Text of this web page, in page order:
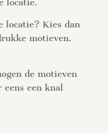
locatie.
locatie? Kies dan
motieven.
de motieven
een knal